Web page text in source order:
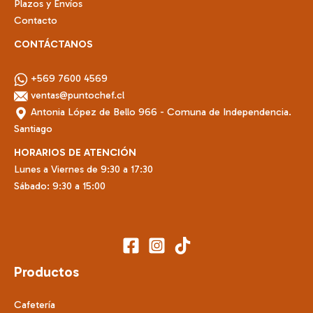
Plazos y Envíos
Contacto
CONTÁCTANOS
+569 7600 4569
ventas@puntochef.cl
Antonia López de Bello 966 - Comuna de Independencia.
Santiago
HORARIOS DE ATENCIÓN
Lunes a Viernes de 9:30 a 17:30
Sábado: 9:30 a 15:00
Productos
Cafetería